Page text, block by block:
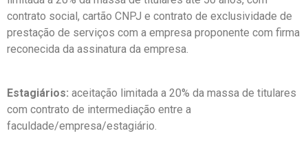
contrato social, cartão CNPJ e contrato de exclusividade de
prestação de serviços com a empresa proponente com firma
reconecida da assinatura da empresa.
Estagiários: aceitação limitada a 20% da massa de titulares
com contrato de intermediação entre a
faculdade/empresa/estagiário.